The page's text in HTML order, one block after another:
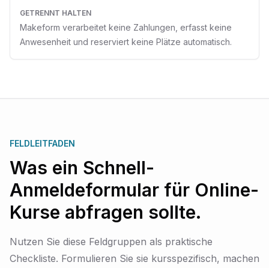
GETRENNT HALTEN
Makeform verarbeitet keine Zahlungen, erfasst keine
Anwesenheit und reserviert keine Plätze automatisch.
FELDLEITFADEN
Was ein Schnell-
Anmeldeformular für Online-
Kurse abfragen sollte.
Nutzen Sie diese Feldgruppen als praktische
Checkliste. Formulieren Sie sie kursspezifisch, machen